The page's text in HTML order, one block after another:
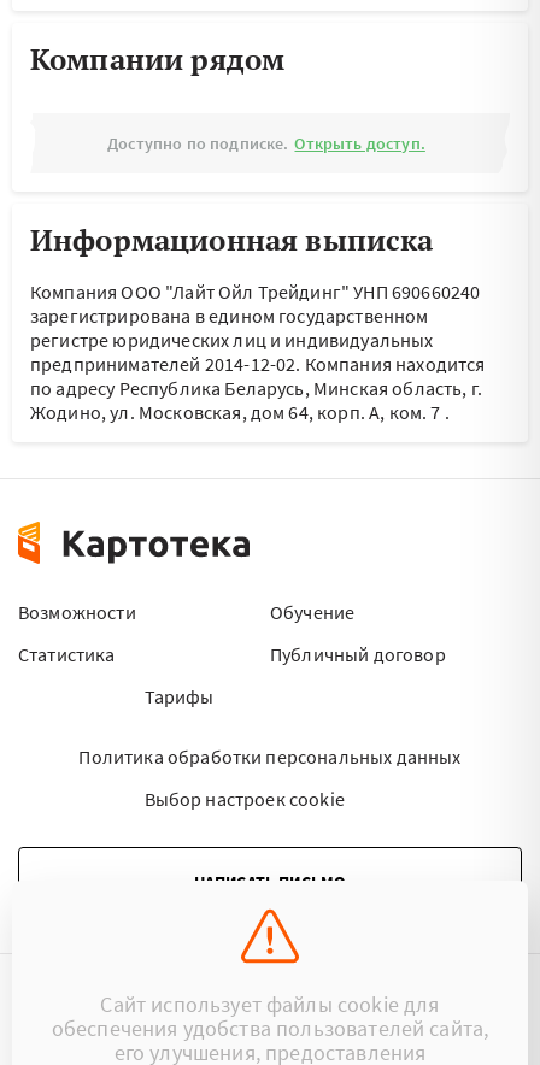
Компании рядом
Доступно по подписке. Открыть доступ.
Информационная выписка
Компания ООО "Лайт Ойл Трейдинг" УНП 690660240
зарегистрирована в едином государственном
регистре юридических лиц и индивидуальных
предпринимателей 2014-12-02. Компания находится
по адресу Республика Беларусь, Минская область, г.
Жодино, ул. Московская, дом 64, корп. А, ком. 7 .
Возможности
Статистика
Тарифы
Обучение
Публичный договор
Политика обработки персональных данных
Выбор настроек cookie
НАПИСАТЬ ПИСЬМО
©2015 - 2026 Kartoteka.by Все права защищены.
+375 (29) 17-383-17 ООО «Картотека»
Сайт использует файлы cookie для
обеспечения удобства пользователей сайта,
его улучшения, предоставления